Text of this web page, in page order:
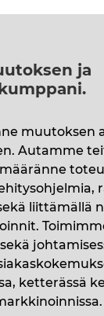
ja
.
muutoksen
Autamme
liittämällä
ketterässä